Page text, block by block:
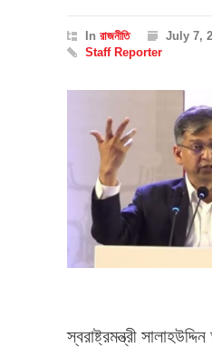
In রাজনীতি
July 7,
Staff Reporter
স্বরাষ্ট্রমন্ত্রী